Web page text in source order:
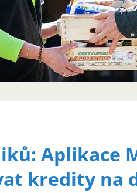
Aplikace
kredity na